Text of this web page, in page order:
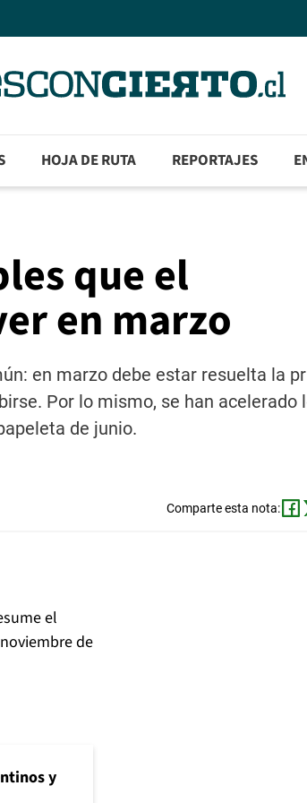
HOJA DE RUTA REPORTAJES
que el
en marzo
en marzo debe estar resuelta la
Por lo mismo, se han acelerado
de junio.
Comparte esta nota:
el
de
y